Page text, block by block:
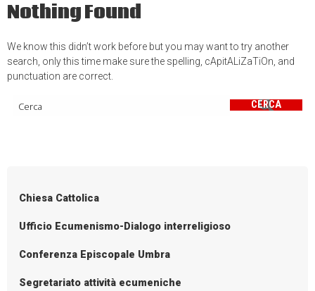
Nothing Found
We know this didn’t work before but you may want to try another
search, only this time make sure the spelling, cApitALiZaTiOn, and
punctuation are correct.
CERCA
Chiesa Cattolica
Ufficio Ecumenismo-Dialogo interreligioso
Conferenza Episcopale Umbra
Segretariato attività ecumeniche